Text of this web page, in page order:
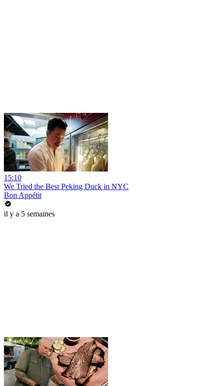
15:10
We Tried the Best Peking Duck in NYC
Bon Appétit
il y a 5 semaines